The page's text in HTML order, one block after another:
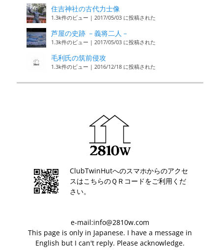
住吉神社の古代力士像
1.3k件のビュー | 2017/05/03 に投稿された
芦屋の史跡 －義将二人－
1.3k件のビュー | 2017/05/03 に投稿された
毛利氏の筑前侵攻
1.3k件のビュー | 2016/12/18 に投稿された
ClubTwinHutへのスマホからのアクセ
スはこちらのＱＲコードをご利用くだ
さい。
e-mail:info@2810w.com
This page is only in Japanese. I have a message in
English but I can't reply. Please acknowledge.